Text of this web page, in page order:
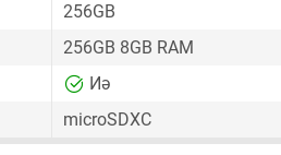
256GB
256GB 8GB RAM
Иә
microSDXC